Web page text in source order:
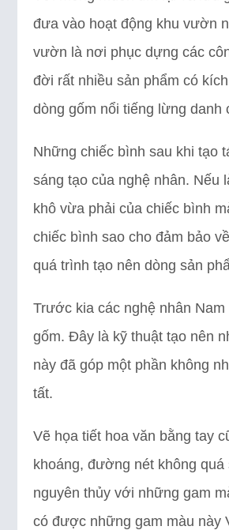
đưa vào hoạt động khu vườn
vườn là nơi phục dựng các
đời rất nhiều sản phẩm có
dòng gốm nổi tiếng lừng danh
Những chiếc bình sau khi tạo
sáng tạo của nghệ nhân. Nếu
khô vừa phải của chiếc bình
chiếc bình sao cho đảm bảo
quá trình tạo nên dòng sản
Trước kia các nghệ nhân
gốm. Đây là kỹ thuật tạo nên
này đã góp một phần không
tất.
Vẽ họa tiết hoa văn bằng tay
khoáng, đường nét không
nguyên thủy với những gam
có được những gam màu này